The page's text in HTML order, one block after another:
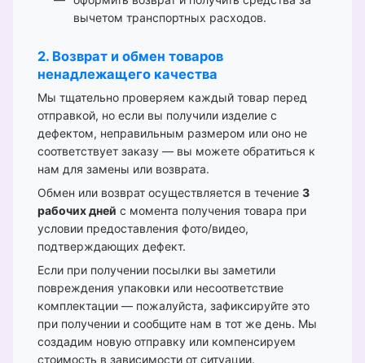
вычетом транспортных расходов.
2. Возврат и обмен товаров
ненадлежащего качества
Мы тщательно проверяем каждый товар перед
отправкой, но если вы получили изделие с
дефектом, неправильным размером или оно не
соответствует заказу — вы можете обратиться к
нам для замены или возврата.
Обмен или возврат осуществляется в течение 3
рабочих дней с момента получения товара при
условии предоставления фото/видео,
подтверждающих дефект.
Если при получении посылки вы заметили
повреждения упаковки или несоответствие
комплектации — пожалуйста, зафиксируйте это
при получении и сообщите нам в тот же день. Мы
создадим новую отправку или компенсируем
стоимость в зависимости от ситуации.